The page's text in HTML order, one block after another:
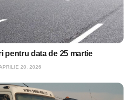
pentru data de 25 martie
20, 2026